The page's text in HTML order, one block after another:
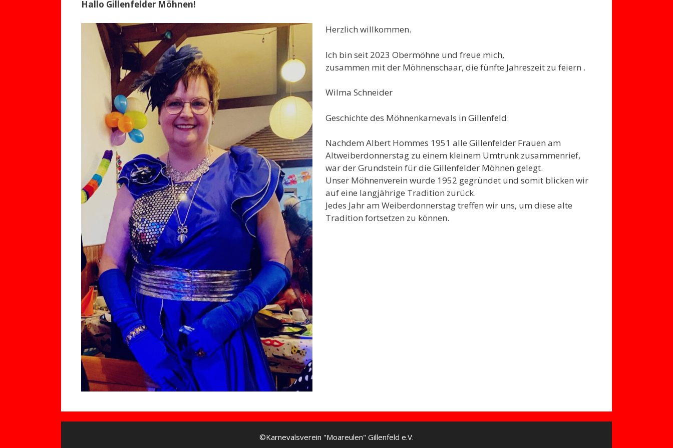
Hallo Gillenfelder Möhnen!
Herzlich willkommen.
Ich bin seit 2023 Obermöhne und freue mich,
zusammen mit der Möhnenschaar, die fünfte Jahreszeit zu feiern .
Wilma Schneider
Geschichte des Möhnenkarnevals in Gillenfeld:
Nachdem Albert Hommes 1951 alle Gillenfelder Frauen am
Altweiberdonnerstag zu einem kleinem Umtrunk zusammenrief,
war der Grundstein für die Gillenfelder Möhnen gelegt.
Unser Möhnenverein wurde 1952 gegründet und somit blicken wir
auf eine langjährige Tradition zurück.
Jedes Jahr am Weiberdonnerstag treffen wir uns, um diese alte
Tradition fortsetzen zu können.
©Karnevalsverein "Moareulen" Gillenfeld e.V.